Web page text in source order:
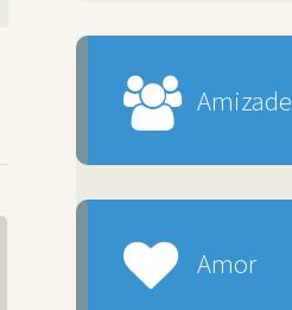
Amizade
Amor